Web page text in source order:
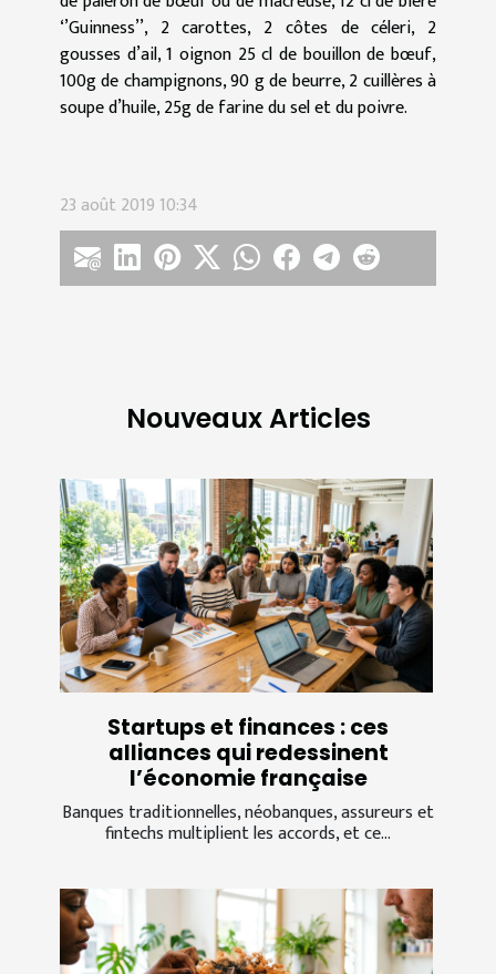
‘’Guinness’’, 2 carottes, 2 côtes de céleri, 2
gousses d’ail, 1 oignon 25 cl de bouillon de bœuf,
100g de champignons, 90 g de beurre, 2 cuillères à
soupe d’huile, 25g de farine du sel et du poivre.
23 août 2019 10:34
Nouveaux Articles
Startups et finances : ces
alliances qui redessinent
l’économie française
Banques traditionnelles, néobanques, assureurs et
fintechs multiplient les accords, et ce...